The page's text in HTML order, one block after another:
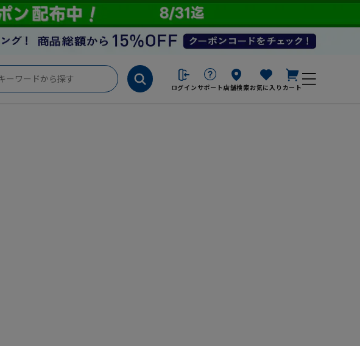
ログイン サポート店舗検索お気に入り カート